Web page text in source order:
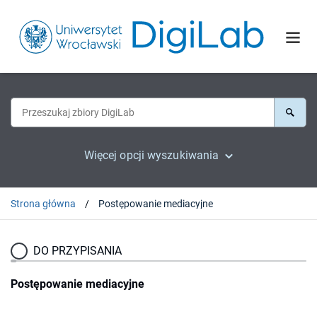
Więcej opcji wyszukiwania
Strona główna Postępowanie mediacyjne
DO PRZYPISANIA
Postępowanie mediacyjne